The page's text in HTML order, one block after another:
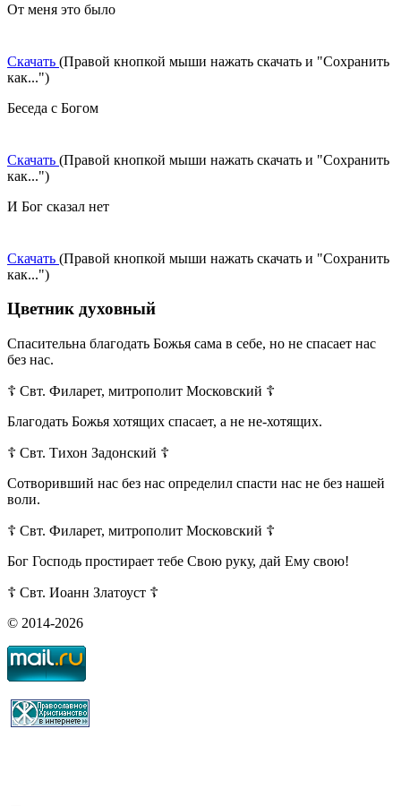
От меня это было
Скачать (Правой кнопкой мыши нажать скачать и "Сохранить
как...")
Беседа с Богом
Скачать (Правой кнопкой мыши нажать скачать и "Сохранить
как...")
И Бог сказал нет
Скачать (Правой кнопкой мыши нажать скачать и "Сохранить
как...")
Цветник духовный
Спасительна благодать Божья сама в себе, но не спасает нас
без нас.
☦ Свт. Филарет, митрополит Московский ☦
Благодать Божья хотящих спасает, а не не-хотящих.
☦ Свт. Тихон Задонский ☦
Сотворивший нас без нас определил спасти нас не без нашей
воли.
☦ Свт. Филарет, митрополит Московский ☦
Бог Господь простирает тебе Свою руку, дай Ему свою!
☦ Свт. Иоанн Златоуст ☦
© 2014-2026